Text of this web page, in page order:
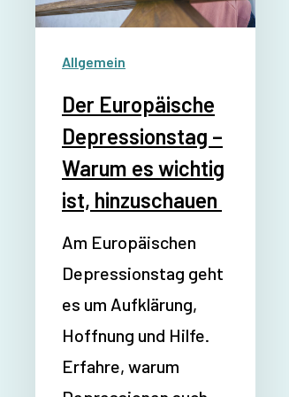
Allgemein
Der Europäische
Depressionstag –
Warum es wichtig
ist, hinzuschauen
Am Europäischen
Depressionstag geht
es um Aufklärung,
Hoffnung und Hilfe.
Erfahre, warum